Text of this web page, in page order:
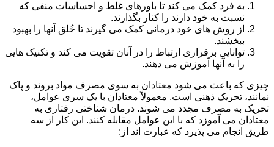
به فرد کمک می کند تا باورهای غلط و احساسات منفی که
نسبت به خود دارند را کنار بگذارند.
از روش های خود درمانی کمک می گیرند تا خُلق آنها را بهبود
ببخشند.
توانایی برقراری ارتباط را در آنان تقویت می کند و تکنیک هایی
را به آنها آموزش می دهند.
چیزی که باعث می شود معتادان به سوی مصرف مواد بروند و پاک
نمانند، تحریک ذهنی است. معمولاً معتادان با یک سری عوامل،
تحریک به مصرف مجدد می شوند. درمان شناختی رفتاری به
معتادان می آموزد که با این عوامل مقابله کنند. این کار از سه
طریق انجام می پذیرد که عبارت اند از: